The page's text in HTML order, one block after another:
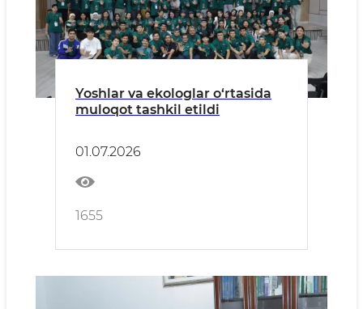
Yoshlar va ekologlar o‘rtasida
muloqot tashkil etildi
01.07.2026
1655